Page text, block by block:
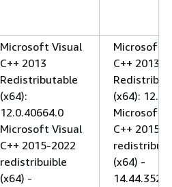
Microsoft Visual
C++ 2013
Redistributable
(x64):
12.0.40664.0
Microsoft Visual
C++ 2015-2022
redistribuible
(x64) -
Microsoft
C++ 2013
(x64):
Microsoft
C++ 2015-
(x64) -